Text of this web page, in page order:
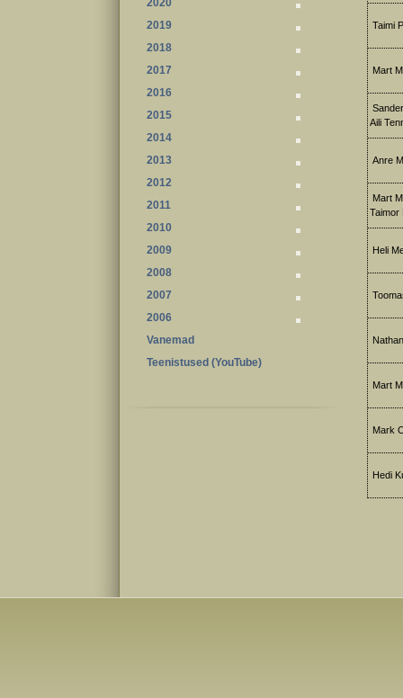
2020
2019
2018
2017
2016
2015
2014
2013
2012
2011
2010
2009
2008
2007
2006
Vanemad
Teenistused (YouTube)
Taimi
Mart
Aili
Anre
Mart
Taimor
Heli
Mart
Mark
Hedi